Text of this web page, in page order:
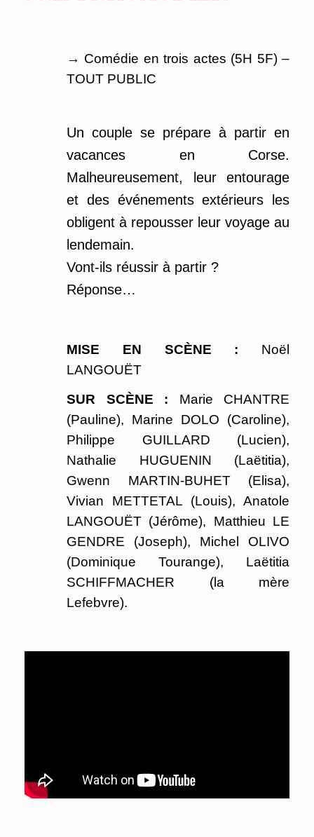
→ Comédie en trois actes (5H 5F) –
TOUT PUBLIC
Un couple se prépare à partir en
vacances en Corse.
Malheureusement, leur entourage
et des événements extérieurs les
obligent à repousser leur voyage au
lendemain.
Vont-ils réussir à partir ?
Réponse…
MISE EN SCÈNE : Noël
LANGOUËT
SUR SCÈNE : Marie CHANTRE
(Pauline), Marine DOLO (Caroline),
Philippe GUILLARD (Lucien),
Nathalie HUGUENIN (Laëtitia),
Gwenn MARTIN-BUHET (Elisa),
Vivian METTETAL (Louis), Anatole
LANGOUËT (Jérôme), Matthieu LE
GENDRE (Joseph), Michel OLIVO
(Dominique Tourange), Laëtitia
SCHIFFMACHER (la mère
Lefebvre).